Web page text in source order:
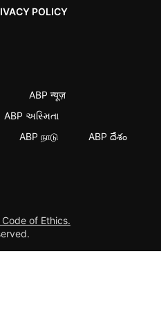
POLICY
ABP न्यूज़
ABP અસ્મિતા
ABP நாடு ABP దేశం
Code of Ethics.